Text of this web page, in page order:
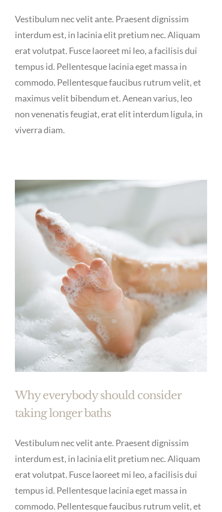
Vestibulum nec velit ante. Praesent dignissim
interdum est, in lacinia elit pretium nec. Aliquam
erat volutpat. Fusce laoreet mi leo, a facilisis dui
tempus id. Pellentesque lacinia eget massa in
commodo. Pellentesque faucibus rutrum velit, et
maximus velit bibendum et. Aenean varius, leo
non venenatis feugiat, erat elit interdum ligula, in
viverra diam.
Why everybody should consider
taking longer baths
Vestibulum nec velit ante. Praesent dignissim
interdum est, in lacinia elit pretium nec. Aliquam
erat volutpat. Fusce laoreet mi leo, a facilisis dui
tempus id. Pellentesque lacinia eget massa in
commodo. Pellentesque faucibus rutrum velit, et